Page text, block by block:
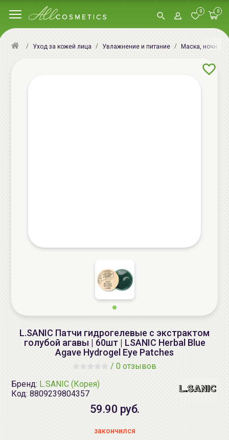
0 0
Уход за кожей лица Увлажнение и питание Маска, ночная
L.SANIC Патчи гидрогелевые с экстрактом
голубой агавы | 60шт | LSANIC Herbal Blue
Agave Hydrogel Eye Patches
/ 0 отзывов
Бренд: L.SANIC (Корея)
Код: 8809239804357
59.90 руб.
закончился